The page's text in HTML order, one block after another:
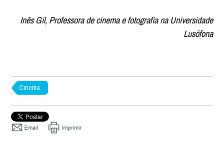
Inês Gil, Professora de cinema e fotografia na Universidade
Lusófona
Cinema